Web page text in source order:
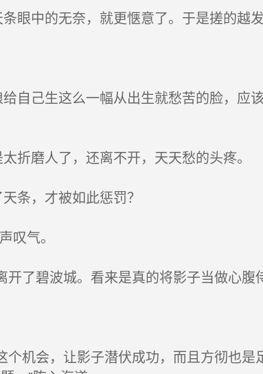
眼中的无奈，就更惬意了。于是搓的越
自己生这么一幅从出生就愁苦的脸，应
折磨人了，还离不开，天天愁的头疼。
条，才被如此惩罚？
叹气。
了碧波城。看来是真的将影子当做心腹
机会，让影子潜伏成功，而且方彻也